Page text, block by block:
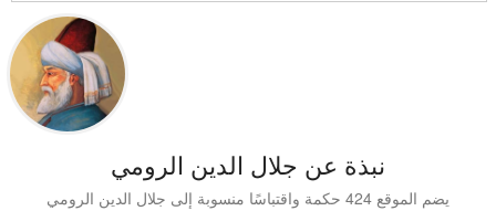
نبذة عن جلال الدين الرومي
يضم الموقع 424 حكمة واقتباسًا منسوبة إلى جلال الدين الرومي